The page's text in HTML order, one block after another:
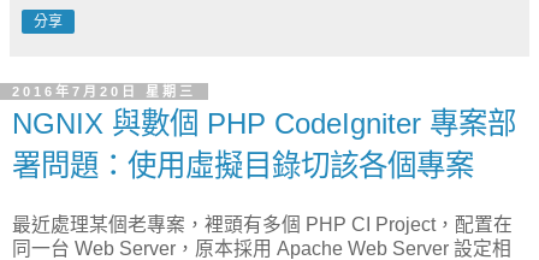
分享
2016年7月20日 星期三
NGNIX 與數個 PHP CodeIgniter 專案部
署問題：使用虛擬目錄切該各個專案
最近處理某個老專案，裡頭有多個 PHP CI Project，配置在
同一台 Web Server，原本採用 Apache Web Server 設定相